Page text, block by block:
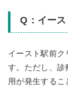
Q：イー
イースト駅前ク
す。ただし、診
用が発生するこ